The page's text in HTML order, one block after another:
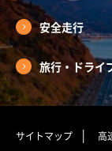
安全走行
旅行・ドライ
サイトマップ 高